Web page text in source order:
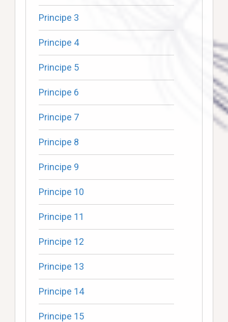
Principe 3
Principe 4
Principe 5
Principe 6
Principe 7
Principe 8
Principe 9
Principe 10
Principe 11
Principe 12
Principe 13
Principe 14
Principe 15